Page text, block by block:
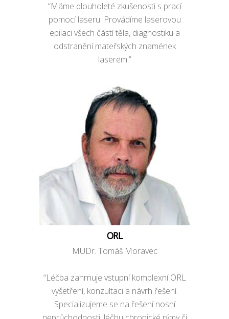
“Máme dlouholeté zkušenosti s prací
pomocí laseru. Provádíme laserovou
epilaci všech částí těla, diagnostiku a
odstranění mateřských znamének
laserem.”
ORL
MUDr. Tomáš Moravec
“Léčba zahrnuje vstupní komplexní ORL
vyšetření, konzultaci a návrh řešení.
Specializujeme se na řešení nosní